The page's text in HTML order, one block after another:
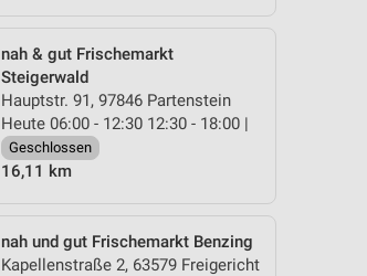
nah & gut Frischemarkt
Steigerwald
Hauptstr. 91, 97846 Partenstein
Heute 06:00 - 12:30 12:30 - 18:00 |
Geschlossen
16,11 km
nah und gut Frischemarkt Benzing
Kapellenstraße 2, 63579 Freigericht